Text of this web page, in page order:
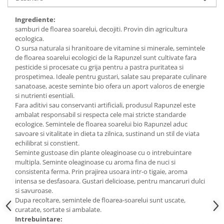
Budinca bio
Indulcitori bio
Inghetata bio si decoratiuni
Ingrediente bio pentru copt
Masline bio si antipasti
Antipasti bio
Masline bio
Pesto bio
Musli si terci
Fulgi din cereale bio
Musli bio
Terci bio
Orez bio si leguminoase
Legume bio
Legume bio in conserva
Orez bio
Ingrediente:
samburi de floarea soarelui, decojiti. Provin din agricultura
ecologica.
O sursa naturala si hranitoare de vitamine si minerale, semintele
de floarea soarelui ecologici de la Rapunzel sunt cultivate fara
pesticide si procesate cu grija pentru a pastra puritatea si
prospetimea. Ideale pentru gustari, salate sau preparate culinare
sanatoase, aceste seminte bio ofera un aport valoros de energie
si nutrienti esentiali.
Fara aditivi sau conservanti artificiali, produsul Rapunzel este
ambalat responsabil si respecta cele mai stricte standarde
ecologice. Semintele de floarea soarelui bio Rapunzel aduc
savoare si vitalitate in dieta ta zilnica, sustinand un stil de viata
echilibrat si constient.
Seminte gustoase din plante oleaginoase cu o intrebuintare
multipla. Seminte oleaginoase cu aroma fina de nuci si
consistenta ferma. Prin prajirea usoara intr-o tigaie, aroma
intensa se desfasoara. Gustari delicioase, pentru mancaruri dulci
si savuroase.
Dupa recoltare, semintele de floarea-soarelui sunt uscate,
curatate, sortate si ambalate.
Intrebuintare: